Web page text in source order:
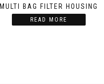
MULTI BAG FILTER HOUSING
READ MORE